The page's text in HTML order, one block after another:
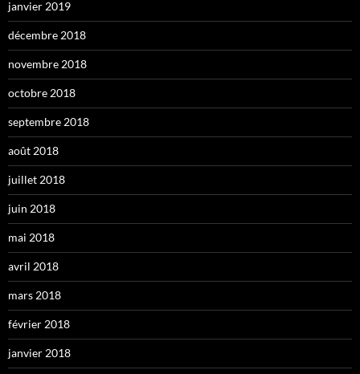
janvier 2019
décembre 2018
novembre 2018
octobre 2018
septembre 2018
août 2018
juillet 2018
juin 2018
mai 2018
avril 2018
mars 2018
février 2018
janvier 2018